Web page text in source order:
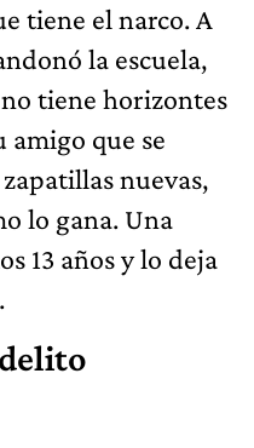
tiene el narco. A
la escuela,
tiene horizontes
amigo que se
nuevas,
lo gana. Una
13 años y lo deja